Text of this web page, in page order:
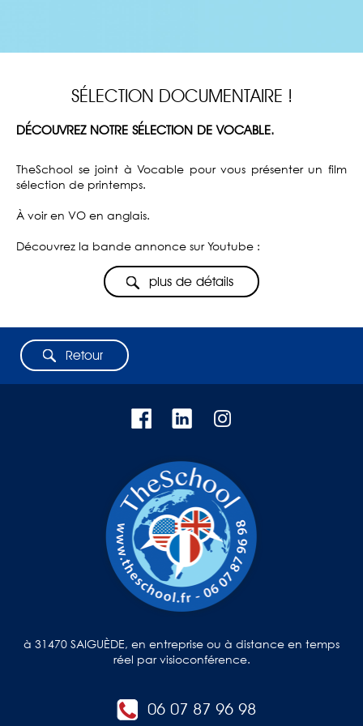
SÉLECTION DOCUMENTAIRE !
DÉCOUVREZ NOTRE SÉLECTION DE VOCABLE.
TheSchool se joint à Vocable pour vous présenter un film
sélection de printemps.
À voir en VO en anglais.
Découvrez la bande annonce sur Youtube :
plus de détails
Retour
à 31470 SAIGUÈDE, en entreprise ou à distance en temps
réel par visioconférence.
06 07 87 96 98